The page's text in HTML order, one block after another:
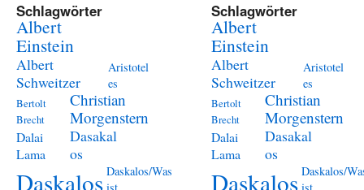
Schlagwörter
Albert
Einstein
Albert
Schweitzer
Aristotel
es
Bertolt
Brecht
Christian
Morgenstern
Dalai
Lama
Dasakal
os
Daskalos Daskalos/Was
Schlagwörter
Albert
Einstein
Albert
Schweitzer
Aristotel
es
Bertolt
Brecht
Christian
Morgenstern
Dalai
Lama
Dasakal
os
Daskalos Daskalos/